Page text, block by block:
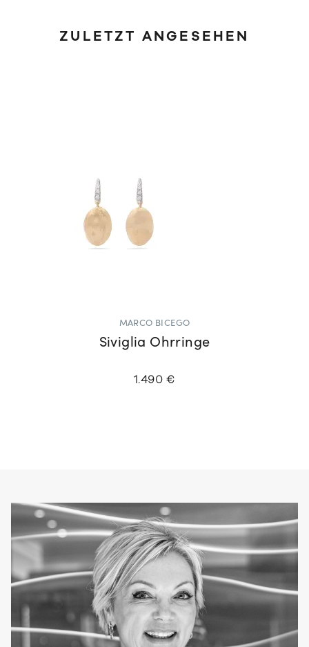
ZULETZT ANGESEHEN
MARCO BICEGO
Siviglia Ohrringe
1.490 €